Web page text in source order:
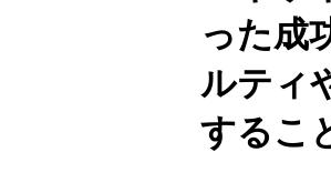
った成
ルティ
するこ